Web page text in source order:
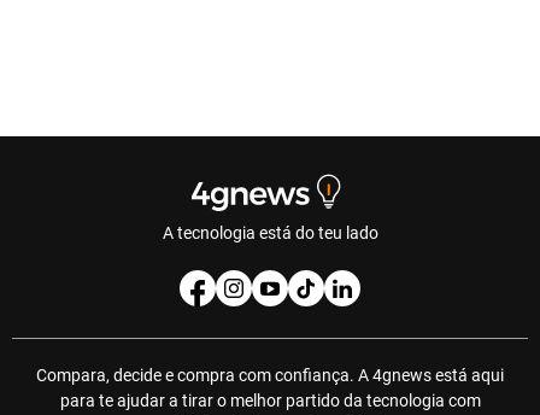
A tecnologia está do teu lado
Compara, decide e compra com confiança. A 4gnews está aqui
para te ajudar a tirar o melhor partido da tecnologia com